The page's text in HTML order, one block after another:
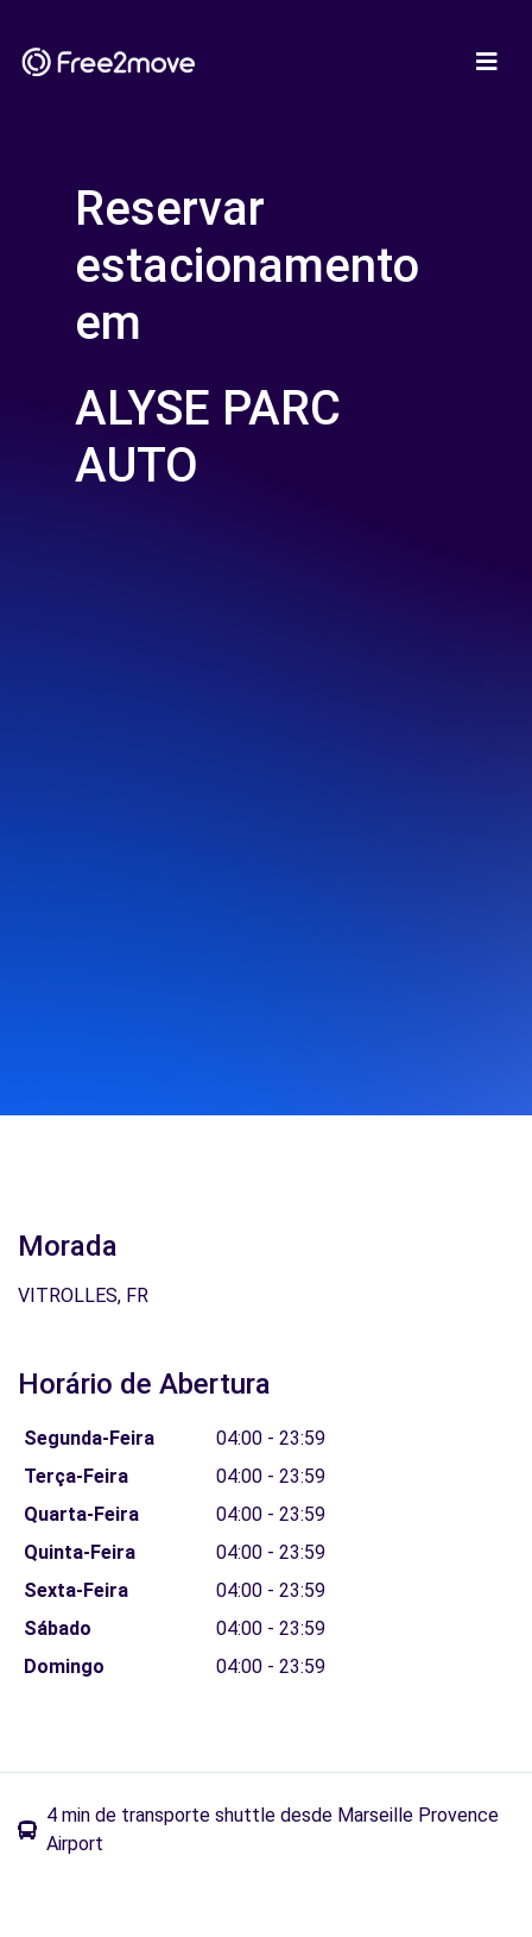
Reservar
estacionamento
em
ALYSE PARC
AUTO
Morada
VITROLLES, FR
Horário de Abertura
Segunda-Feira
04:00 - 23:59
Terça-Feira
04:00 - 23:59
Quarta-Feira
04:00 - 23:59
Quinta-Feira
04:00 - 23:59
Sexta-Feira
04:00 - 23:59
Sábado
04:00 - 23:59
Domingo
04:00 - 23:59
4 min de transporte shuttle desde Marseille Provence
Airport